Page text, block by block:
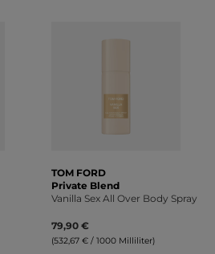
TOM FORD
Private Blend
Vanilla Sex All Over Body Spray
79,90 €
(532,67 € / 1000 Milliliter)